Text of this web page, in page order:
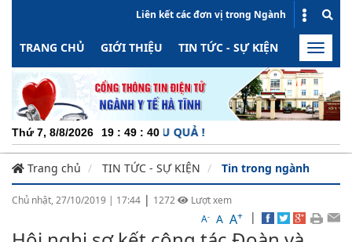
Liên kết các đơn vị trong Ngành
TRANG CHỦ GIỚI THIỆU TIN TỨC - SỰ KIỆN HOẠT
Toggle
Thứ 7, 8/8/2026 19 : 49 : 41
Trang chủ TIN TỨC - SỰ KIỆN Tin trong ngành
Chủ nhật, 27/10/2019 | 17:44 | 1272
Lượt xem
A- A A+ |